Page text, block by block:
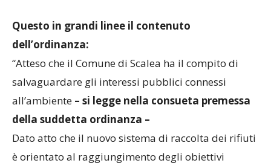
Questo in grandi linee il contenuto
dell’ordinanza:
“Atteso che il Comune di Scalea ha il compito di
salvaguardare gli interessi pubblici connessi
all’ambiente – si legge nella consueta premessa
della suddetta ordinanza –
Dato atto che il nuovo sistema di raccolta dei rifiuti
è orientato al raggiungimento degli obiettivi